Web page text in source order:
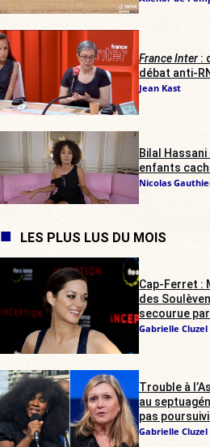
France Inter:
débat anti-
Jean Kast
Bilal
enfants
Nicolas
LES PLUS LUS DU MOIS
Cap-Ferret :
des
secourue
Gabrielle Cluzel
Trouble à
au
pas
Gabrielle Cluzel